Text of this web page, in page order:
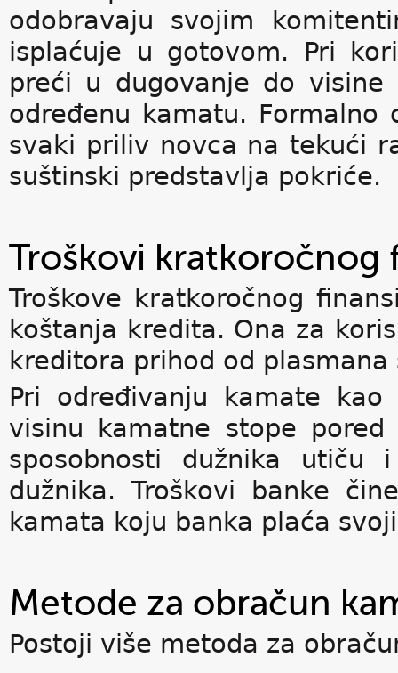
odobravaju svojim
isplaćuje u gotovom. Pri
preći u dugovanje do
određenu kamatu.
svaki priliv novca na tekući
suštinski predstavlja pokriće.
Troškovi kratkoročnog
Troškove kratkoročnog
koštanja kredita. Ona za
kreditora prihod od plasmana
Pri određivanju kamate
visinu kamatne stope
sposobnosti dužnika
dužnika. Troškovi banke
kamata koju banka plaća
Metode za obračun
Postoji više metoda za